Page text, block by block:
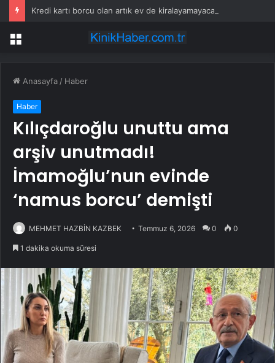
Kredi kartı borcu olan artık ev de kiralayamayacak
Menü
Anasayfa / Haber
Haber
Kılıçdaroğlu unuttu ama
arşiv unutmadı!
İmamoğlu’nun evinde
‘namus borcu’ demişti
MEHMET HAZBİN KAZBEK Temmuz 6, 2026 0 0
1 dakika okuma süresi